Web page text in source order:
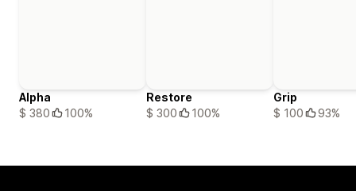
Alpha
$ 380
100%
Restore
$ 300
100%
Grip
$ 100
93%